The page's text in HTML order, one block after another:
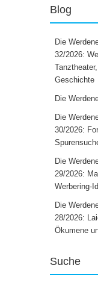
Blog
Die
32/2026:
Geschichte
Die
Die
30/2026:
Die
29/2026:
Werbering-
Die
28/2026:
Ökumene
Suche